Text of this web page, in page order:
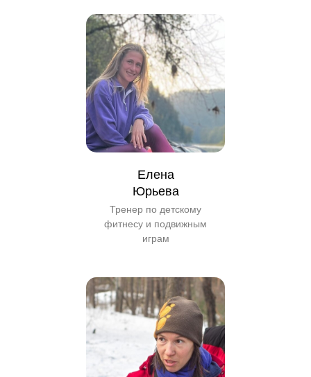
Елена
Юрьева
Тренер по детскому
фитнесу и подвижным
играм